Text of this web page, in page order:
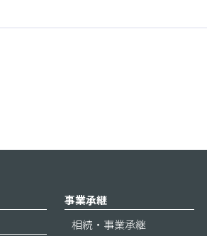
事業承継
相続・事業承継